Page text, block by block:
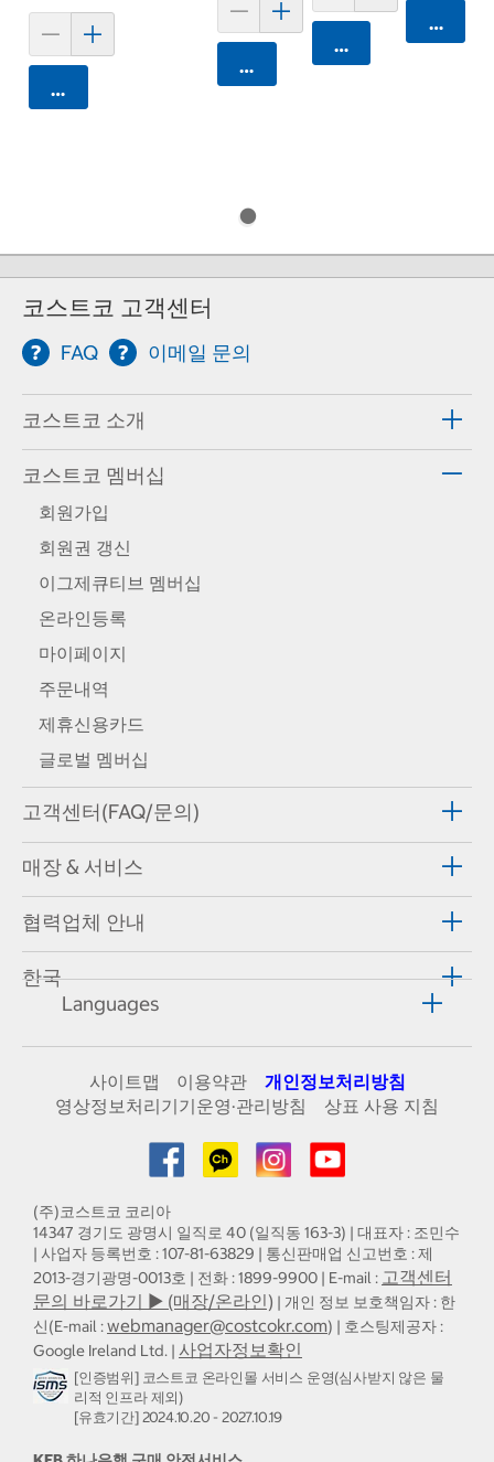
카트에 담기
카트에 담기
카트에 담기
카트에
코스트코 고객센터
FAQ 이메일 문의
코스트코 소개
코스트코 멤버십
회원가입
회원권 갱신
이그제큐티브 멤버십
온라인등록
마이페이지
주문내역
제휴신용카드
글로벌 멤버십
고객센터(FAQ/문의)
매장 & 서비스
협력업체 안내
한국
Languages
사이트맵 이용약관
개인정보처리방침
영상정보처리기기운영·관리방침
상표 사용 지침
(주)코스트코 코리아
14347 경기도 광명시 일직로 40 (일직동 163-3) | 대표자 : 조민수
| 사업자 등록번호 : 107-81-63829 | 통신판매업 신고번호 : 제
2013-경기광명-0013호 | 전화 : 1899-9900 | E-mail : 고객센터
문의 바로가기 ▶ (매장/온라인) | 개인 정보 보호책임자 : 한
신(E-mail :webmanager@costcokr.com) | 호스팅제공자 :
Google Ireland Ltd. | 사업자정보확인
[인증범위] 코스트코 온라인몰 서비스 운영(심사받지 않은 물
리적 인프라 제외)
[유효기간] 2024.10.20 - 2027.10.19